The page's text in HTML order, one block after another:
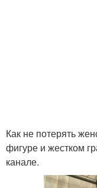
Как не потерять
фигуре и жестком
канале.